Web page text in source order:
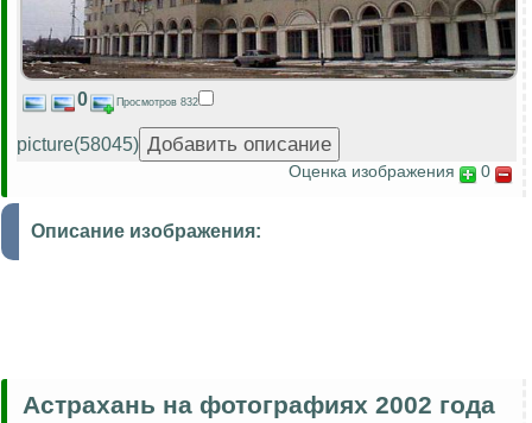
0 Просмотров 832
picture(58045)
Оценка изображения 0
Описание изображения:
Астрахань на фотографиях 2002 года